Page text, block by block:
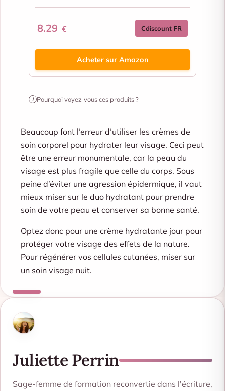
8.29 € Cdiscount FR
Acheter sur Amazon
i Pourquoi voyez-vous ces produits ?
Beaucoup font l’erreur d’utiliser les crèmes de
soin corporel pour hydrater leur visage. Ceci peut
être une erreur monumentale, car la peau du
visage est plus fragile que celle du corps. Sous
peine d’éviter une agression épidermique, il vaut
mieux miser sur le duo hydratant pour prendre
soin de votre peau et conserver sa bonne santé.
Optez donc pour une crème hydratante jour pour
protéger votre visage des effets de la nature.
Pour régénérer vos cellules cutanées, miser sur
un soin visage nuit.
Juliette Perrin
Sage-femme de formation reconvertie dans l'écriture,